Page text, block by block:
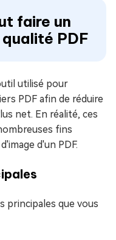
faire un
PDF
utilisé pour
PDF afin de réduire
net. En réalité, ces
fins
d'un PDF.
principales que vous